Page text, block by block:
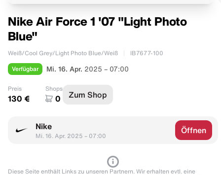
Nike Air Force 1 '07 "Light Photo
Blue"
Weiß/Cool Grey/Light Photo Blue/Weiß IB7677-100
Verfügbar Mi. 16. Apr. 2025 – 07:00
Preis
130 €
Shops
0 Zum Shop
Nike
Mi. 16. Apr. 2025 – 07:00
Öffnen
Diese Seite enthält Links zu unseren Partnern. Wir erhalten evtl. eine